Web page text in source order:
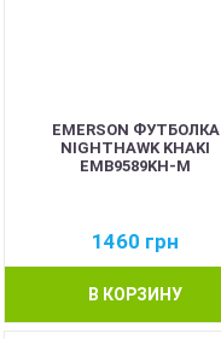
EMERSON ФУТБОЛКА
NIGHTHAWK KHAKI
EMB9589KH-M
1460 грн
В КОРЗИНУ